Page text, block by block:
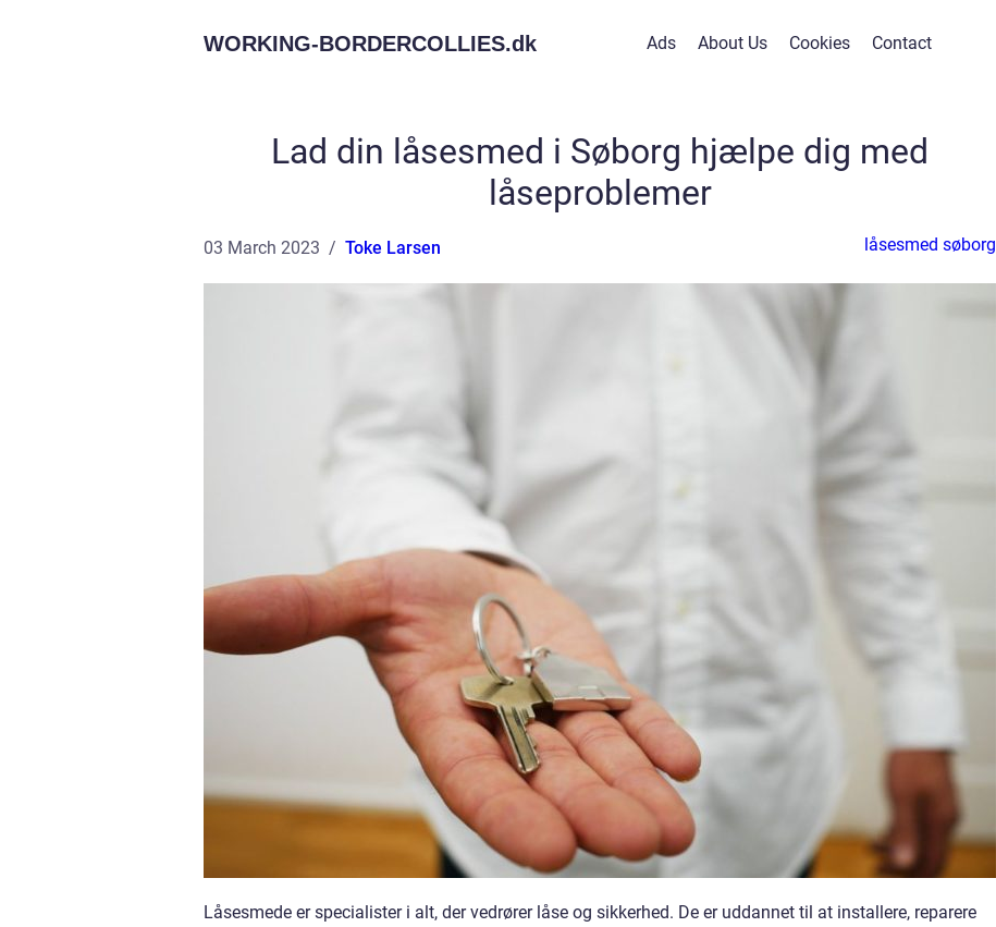
WORKING-BORDERCOLLIES.dk Ads About Us Cookies Contact
Lad din låsesmed i Søborg hjælpe dig med
låseproblemer
03 March 2023 Toke Larsen låsesmed søborg
Låsesmede er specialister i alt, der vedrører låse og sikkerhed. De er uddannet til at installere, reparere